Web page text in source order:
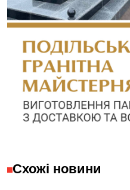
Схожі новини